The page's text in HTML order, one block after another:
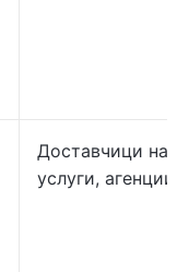
Доставчици на
услуги, агенции